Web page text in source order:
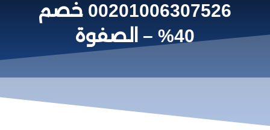
00201006307526 خصم
40% – الصفوة